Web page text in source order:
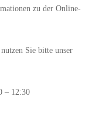
zu der Online-
Sie bitte unser
– 12:30